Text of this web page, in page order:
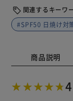
関連するキーワ
#SPF50 日焼け対
商品説明